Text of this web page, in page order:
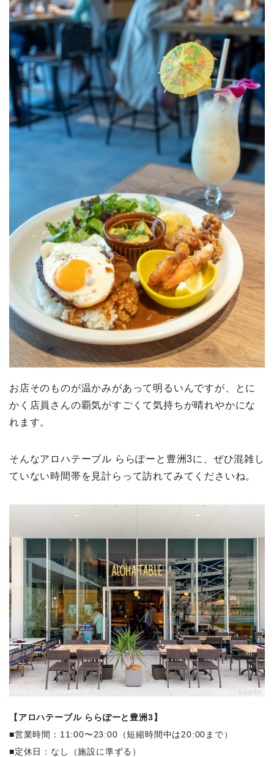
お店そのものが温かみがあって明るいんですが、とに
かく店員さんの覇気がすごくて気持ちが晴れやかにな
れます。
そんなアロハテーブル ららぽーと豊洲3に、ぜひ混雑し
ていない時間帯を見計らって訪れてみてくださいね。
【アロハテーブル ららぽーと豊洲3】
■営業時間：11:00〜23:00（短縮時間中は20:00まで）
■定休日：なし（施設に準ずる）